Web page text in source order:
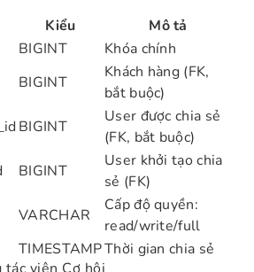
Kiểu
Mô tả
BIGINT
Khóa chính
BIGINT
Khách hàng (FK,
bắt buộc)
BIGINT
User được chia sẻ
(FK, bắt buộc)
BIGINT
User khởi tạo chia
sẻ (FK)
VARCHAR
Cấp độ quyền:
read/write/full
TIMESTAMPThời gian chia sẻ